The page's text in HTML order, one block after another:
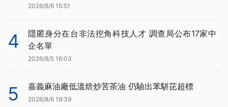
2026/8/6 15:51
4
隱匿身分在台非法挖角科技人才 調查局公布17家中
企名單
2026/8/5 16:03
5 嘉義麻油廠低溫焙炒苦茶油 仍驗出苯駢芘超標
2026/8/6 19:39